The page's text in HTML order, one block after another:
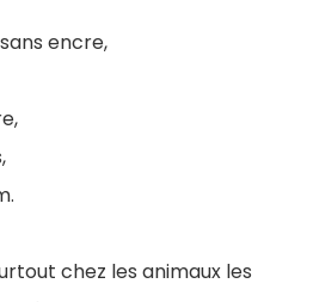
sans encre,
chez les animaux les